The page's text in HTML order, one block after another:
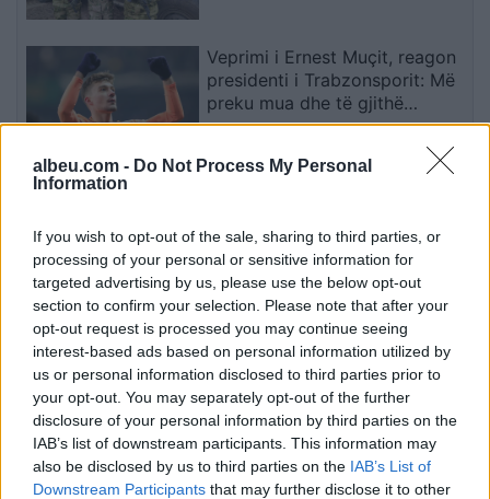
albeu.com - Do Not Process My Personal
Information
If you wish to opt-out of the sale, sharing to third parties, or
processing of your personal or sensitive information for
targeted advertising by us, please use the below opt-out
section to confirm your selection. Please note that after your
opt-out request is processed you may continue seeing
interest-based ads based on personal information utilized by
us or personal information disclosed to third parties prior to
your opt-out. You may separately opt-out of the further
disclosure of your personal information by third parties on the
IAB’s list of downstream participants. This information may
also be disclosed by us to third parties on the IAB’s List of
Downstream Participants that may further disclose it to other
Veprimi i Ernest Muçit, reagon
presidenti i Trabzonsporit: Më
preku mua dhe të gjithë
lojtarët
KGJK-së